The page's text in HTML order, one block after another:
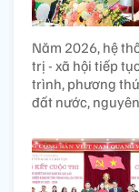
Năm 2026, hệ
trị - xã hội tiếp
trình, phương
đất nước,